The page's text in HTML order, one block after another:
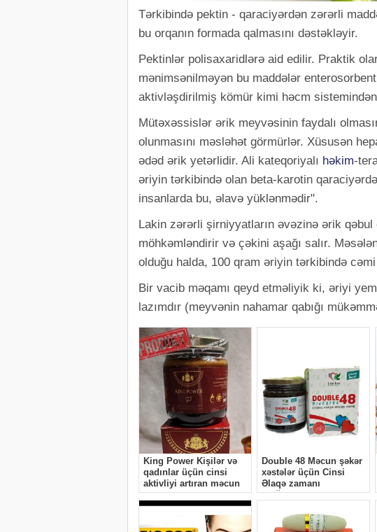
Tərkibində pektin - qaraciyərdən zərərli
bu orqanın formada qalmasını dəstəkləyir.
Pektinlər polisaxaridlərə aid edilir. Praktik
mənimsənilməyən bu maddələr
aktivləşdirilmiş kömür kimi həcm
Mütəxəssislər ərik meyvəsinin faydalı
olunmasını məsləhət görmürlər. Xüsusən
ədəd ərik yetərlidir. Ali kateqoriyalı həkim-
əriyin tərkibində olan beta-karotin
insanlarda bu, əlavə yüklənmədir".
Lakin zərərli şirniyyatların əvəzinə ərik qəbul
möhkəmləndirir və çəkini aşağı salır.
olduğu halda, 100 qram əriyin tərkibində
Bir vacib məqamı qeyd etməliyik ki, əriyi
lazımdır (meyvənin nahamar qabığı